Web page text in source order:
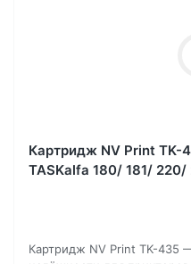
Картридж NV Print TK-
TASKalfa 180/ 181/ 220/
Картридж NV Print TK-435